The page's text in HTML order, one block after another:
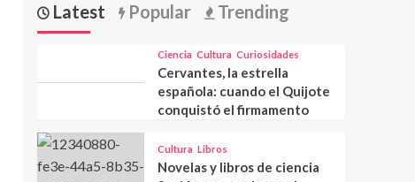
Latest Popular Trending
Ciencia Cultura Curiosidades
Cervantes, la estrella
española: cuando el Quijote
conquistó el firmamento
Cultura Libros
Novelas y libros de ciencia